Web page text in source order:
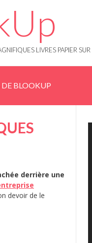
LIVRES PAPIER
DE BLOOKUP
derrière une
devoir de le